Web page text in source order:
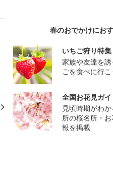
春のおでかけにお
いちご狩り特集
家族や友達を
ごを食べに行こ
全国お花見ガイ
見頃時期がわ
所の桜名所・
報を掲載